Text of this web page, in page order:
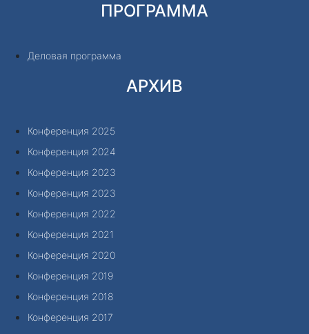
ПРОГРАММА
Деловая программа
АРХИВ
Конференция 2025
Конференция 2024
Конференция 2023
Конференция 2023
Конференция 2022
Конференция 2021
Конференция 2020
Конференция 2019
Конференция 2018
Конференция 2017